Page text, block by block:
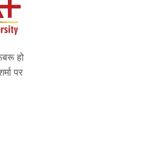
हो
पर